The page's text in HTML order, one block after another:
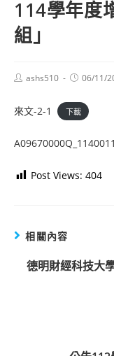
114學年度
組」
Postashs510
Post06/11/
來文-2-1 下載
Post Views: 404
相關內容
德明財經科技大